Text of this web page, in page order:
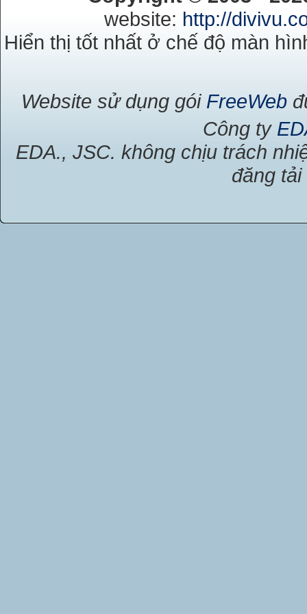
website: http://
Hiển thị tốt nhất ở chế độ màn
Website sử dụng gói FreeWeb
Công ty
EDA., JSC. không chịu trách
đăng